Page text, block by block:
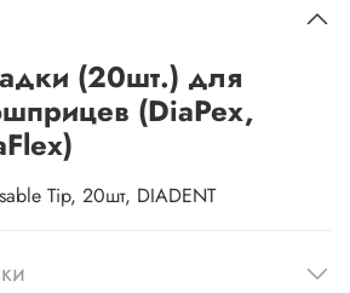
(20шт.) для
(DiaPex,
Tip, 20шт, DIADENT